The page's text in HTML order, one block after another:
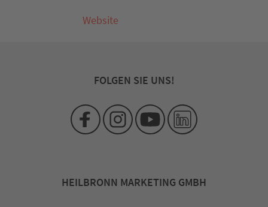
Website
FOLGEN SIE UNS!
HEILBRONN MARKETING GMBH